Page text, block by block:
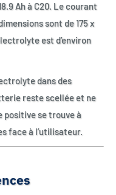
Ah à C20. Le courant
sont de 175 x
est d’environ
dans des
reste scellée et ne
positive se trouve à
face à l’utilisateur.